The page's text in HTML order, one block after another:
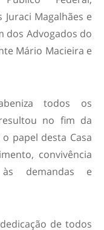
Magalhães e
dos Advogados do
Mário Macieira e
todos os
no fim da
papel desta Casa
convivência
demandas e
de todos